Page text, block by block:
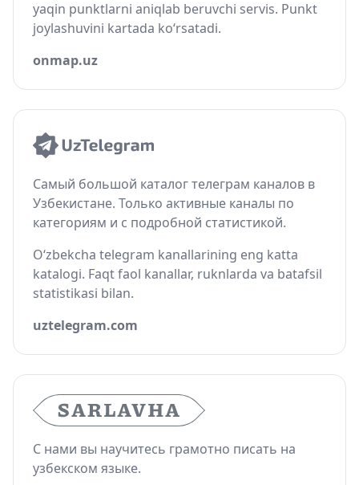
yaqin punktlarni aniqlab beruvchi servis. Punkt
joylashuvini kartada ko‘rsatadi.
onmap.uz
Самый большой каталог телеграм каналов в
Узбекистане. Только активные каналы по
категориям и с подробной статистикой.
O‘zbekcha telegram kanallarining eng katta
katalogi. Faqt faol kanallar, ruknlarda va batafsil
statistikasi bilan.
uztelegram.com
С нами вы научитесь грамотно писать на
узбекском языке.